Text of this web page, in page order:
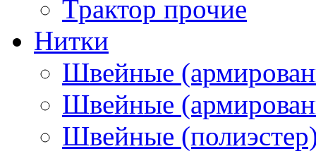
Трактор прочие
Нитки
Швейные
Швейные
Швейные